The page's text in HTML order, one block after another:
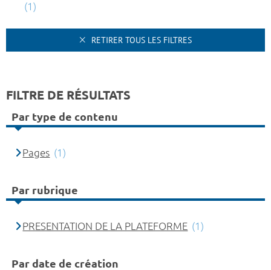
(1)
RETIRER TOUS LES FILTRES
FILTRE DE RÉSULTATS
Par type de contenu
Pages (1)
Par rubrique
PRESENTATION DE LA PLATEFORME (1)
Par date de création